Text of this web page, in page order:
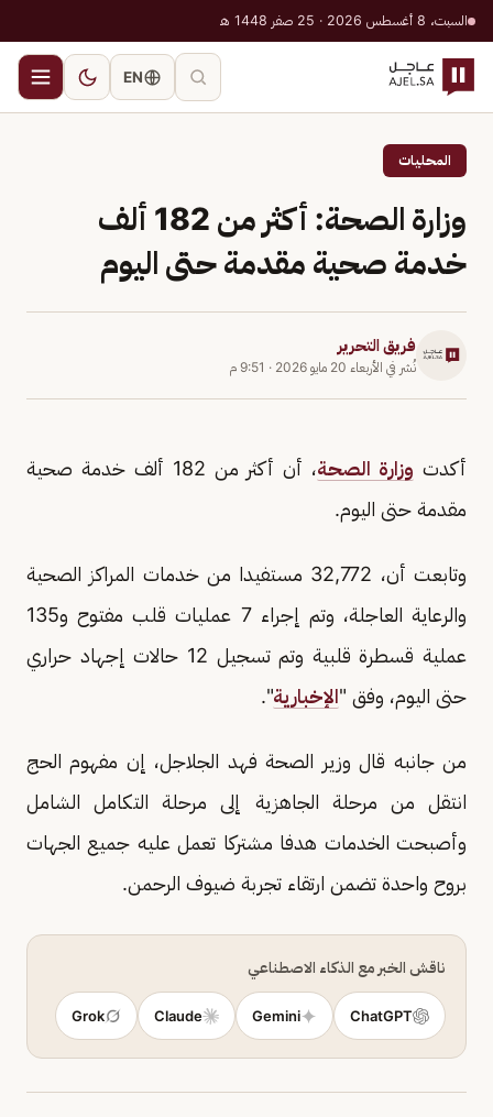
السبت، 8 أغسطس 2026 · 25 صفر 1448 هـ
EN
المحليات
‏وزارة الصحة: أكثر من 182 ألف
خدمة صحية مقدمة حتى اليوم
فريق التحرير
نُشر في الأربعاء 20 مايو 2026 · 9:51 م
أكدت وزارة الصحة
، أن ‏‏أكثر من 182 ألف خدمة صحية
مقدمة حتى اليوم.
وتابعت أن، 32,772 مستفيدا من خدمات المراكز الصحية
والرعاية العاجلة، وتم إجراء 7 عمليات قلب مفتوح و135
عملية قسطرة قلبية وتم تسجيل 12 حالات إجهاد حراري
حتى اليوم، وفق "الإخبارية".
من جانبه قال وزير الصحة فهد الجلاجل، إن مفهوم الحج
انتقل من مرحلة الجاهزية إلى مرحلة التكامل الشامل
وأصبحت الخدمات هدفا مشتركا تعمل عليه جميع الجهات
بروح واحدة تضمن ارتقاء تجربة ضيوف الرحمن.
ناقش الخبر مع الذكاء الاصطناعي
ChatGPT
Gemini
Claude
Grok